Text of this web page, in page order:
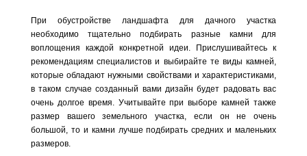
При обустройстве ландшафта для дачного участка
необходимо тщательно подбирать разные камни для
воплощения каждой конкретной идеи. Прислушивайтесь к
рекомендациям специалистов и выбирайте те виды камней,
которые обладают нужными свойствами и характеристиками,
в таком случае созданный вами дизайн будет радовать вас
очень долгое время. Учитывайте при выборе камней также
размер вашего земельного участка, если он не очень
большой, то и камни лучше подбирать средних и маленьких
размеров.